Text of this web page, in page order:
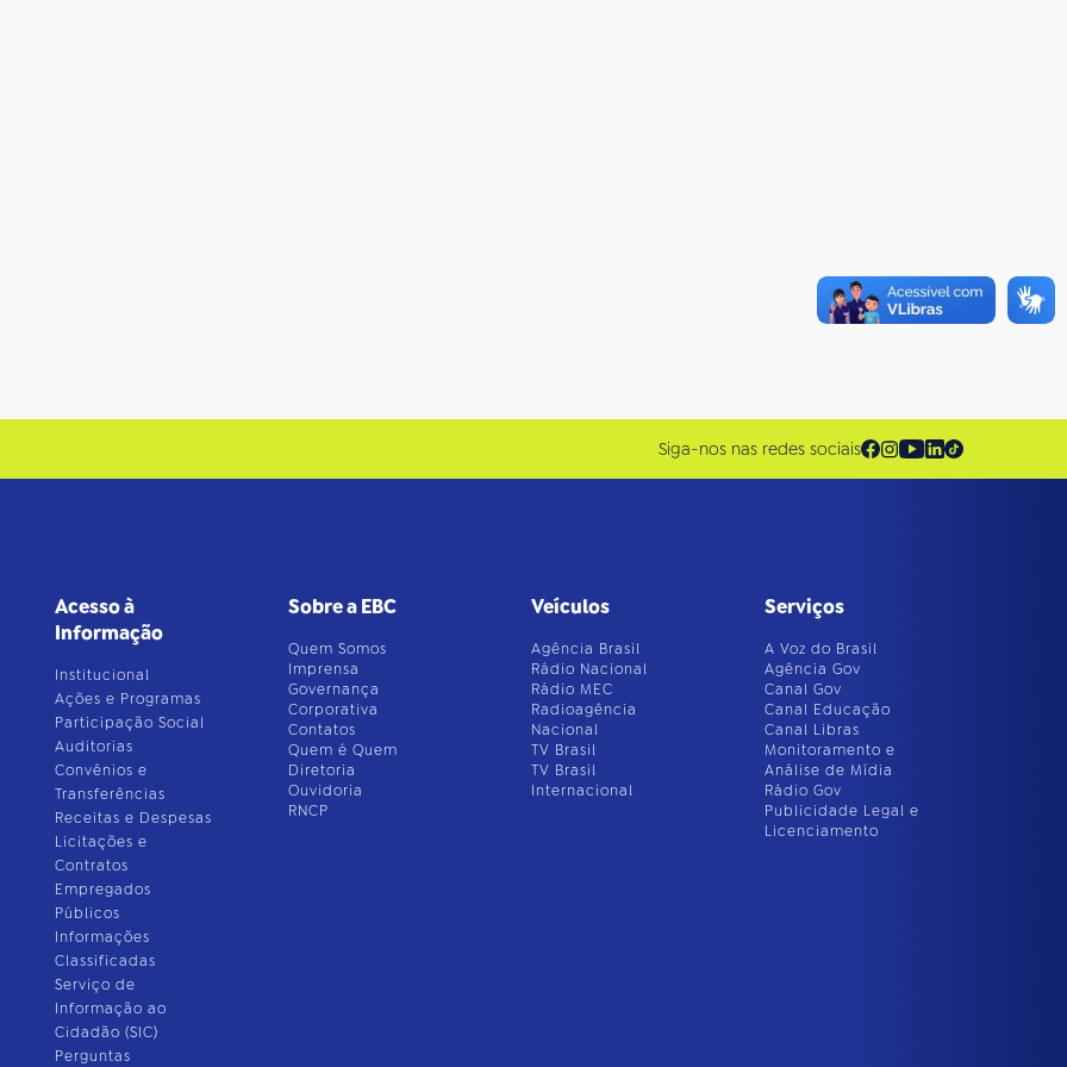
Siga-nos nas redes sociais
Acesso à
Informação
Institucional
Ações e Programas
Participação Social
Auditorias
Convênios e
Transferências
Receitas e Despesas
Licitações e
Contratos
Empregados
Públicos
Informações
Classificadas
Serviço de
Informação ao
Cidadão (SIC)
Perguntas
Sobre a EBC
Quem Somos
Imprensa
Governança
Corporativa
Contatos
Quem é Quem
Diretoria
Ouvidoria
RNCP
Veículos
Agência Brasil
Rádio Nacional
Rádio MEC
Radioagência
Nacional
TV Brasil
TV Brasil
Internacional
Serviços
A Voz do Brasil
Agência Gov
Canal Gov
Canal Educação
Canal Libras
Monitoramento e
Análise de Mídia
Rádio Gov
Publicidade Legal e
Licenciamento